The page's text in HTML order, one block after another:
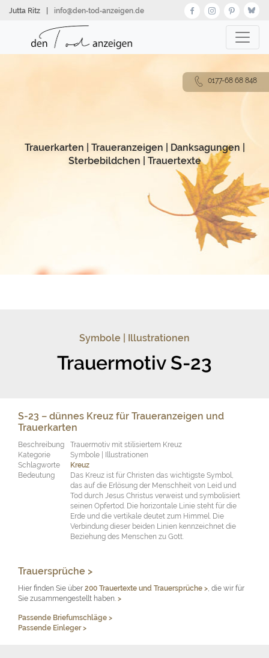
zumJutta Ritz info@den‑tod‑anzeigen.de
Trauerkarten Traueranzeigen Danksagungen
Sterbebildchen
Trauertexte
Symbole | Illustrationen
Trauermotiv S-23
S-23 – dünnes Kreuz für Traueranzeigen und
Trauerkarten
Beschreibung
Trauermotiv mit stilisiertem Kreuz
Kategorie
Symbole | Illustrationen
Schlagworte
Kreuz
Bedeutung
Das Kreuz ist für Christen das wichtigste Symbol,
das auf die Erlösung der Menschheit von Leid und
Tod durch Jesus Christus verweist und symbolisiert
seinen Opfertod. Die horizontale Linie steht für die
Erde und die vertikale deutet zum Himmel. Die
Verbindung dieser beiden Linien kennzeichnet die
Beziehung des Menschen zu Gott.
Trauersprüche >
Hier finden Sie über 200 Trauertexte und Trauersprüche >, die wir für
Sie zusammengestellt haben. >
Passende Briefumschläge >
Passende Einleger >
0177-68 68 848